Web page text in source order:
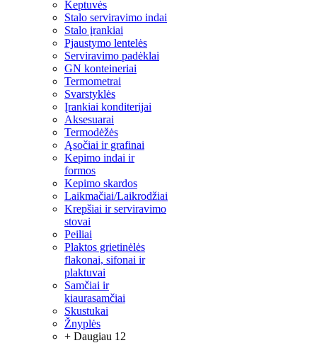
Keptuvės
Stalo serviravimo indai
Stalo įrankiai
Pjaustymo lentelės
Serviravimo padėklai
GN konteineriai
Termometrai
Svarstyklės
Įrankiai konditerijai
Aksesuarai
Termodėžės
Ąsočiai ir grafinai
Kepimo indai ir
formos
Kepimo skardos
Laikmačiai/Laikrodžiai
Krepšiai ir serviravimo
stovai
Peiliai
Plaktos grietinėlės
flakonai, sifonai ir
plaktuvai
Samčiai ir
kiaurasamčiai
Skustukai
Žnyplės
+ Daugiau 12